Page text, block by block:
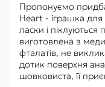
Пропонуємо
Heart - іграшка для
ласки і
виготовлена ​​з
фталатів, не
дотик поверхня
шовковиста, її